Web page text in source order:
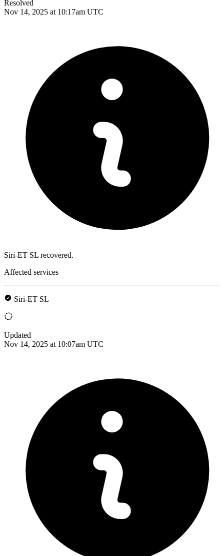
Resolved
Nov 14, 2025 at 10:17am UTC
Siri-ET SL recovered.
Affected services
Siri-ET SL
Updated
Nov 14, 2025 at 10:07am UTC